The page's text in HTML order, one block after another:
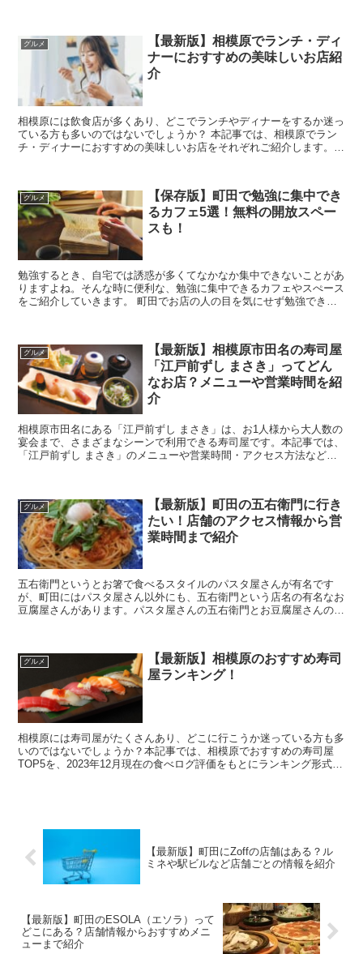
グルメ
【最新版】相模原でランチ・ディ
ナーにおすすめの美味しいお店紹
介
相模原には飲食店が多くあり、どこでランチやディナーをするか迷っ
ている方も多いのではないでしょうか？ 本記事では、相模原でラン
チ・ディナーにおすすめの美味しいお店をそれぞれご紹介します。お
グルメ
【保存版】町田で勉強に集中でき
るカフェ5選！無料の開放スペー
スも！
勉強するとき、自宅では誘惑が多くてなかなか集中できないことがあ
りますよね。そんな時に便利な、勉強に集中できるカフェやスぺース
をご紹介していきます。 町田でお店の人の目を気にせず勉強できる
グルメ
【最新版】相模原市田名の寿司屋
「江戸前ずし まさき」ってどん
なお店？メニューや営業時間を紹
介
相模原市田名にある「江戸前ずし まさき」は、お1人様から大人数の
宴会まで、さまざまなシーンで利用できる寿司屋です。本記事では、
「江戸前ずし まさき」のメニューや営業時間・アクセス方法などを
グルメ
【最新版】町田の五右衛門に行き
たい！店舗のアクセス情報から営
業時間まで紹介
五右衛門というとお箸で食べるスタイルのパスタ屋さんが有名です
が、町田にはパスタ屋さん以外にも、五右衛門という店名の有名なお
豆腐屋さんがあります。パスタ屋さんの五右衛門とお豆腐屋さんの五
グルメ
【最新版】相模原のおすすめ寿司
屋ランキング！
相模原には寿司屋がたくさんあり、どこに行こうか迷っている方も多
いのではないでしょうか？本記事では、相模原でおすすめの寿司屋
TOP5を、2023年12月現在の食べログ評価をもとにランキング形式で
【最新版】町田にZoffの店舗はある？ル
ミネや駅ビルなど店舗ごとの情報を紹介
【最新版】町田のESOLA（エソラ）って
どこにある？店舗情報からおすすめメニ
ューまで紹介